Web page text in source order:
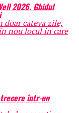
2026. Ghidul
cateva zile,
nou locul in care
într-un